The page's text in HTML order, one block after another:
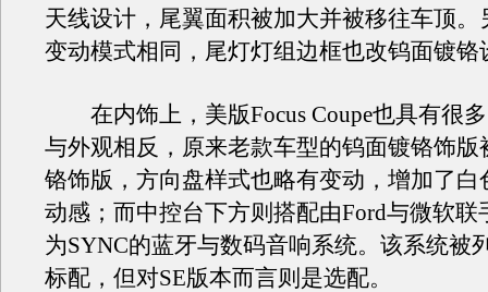
天线设计，尾翼面积被加大并被移往车顶。
变动模式相同，尾灯灯组边框也改钨面镀铬
在内饰上，美版Focus Coupe也具有很
与外观相反，原来老款车型的钨面镀铬饰版
铬饰版，方向盘样式也略有变动，增加了白
动感；而中控台下方则搭配由Ford与微软联
为SYNC的蓝牙与数码音响系统。该系统被
标配，但对SE版本而言则是选配。